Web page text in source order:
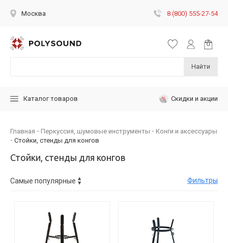
Москва 8 (800) 555-27-54
Найти
Каталог товаров Скидки и акции
Главная Перкуссия, шумовые инструменты
Конги и аксессуары
Стойки, стенды для конгов
Стойки, стенды для конгов
Фильтры